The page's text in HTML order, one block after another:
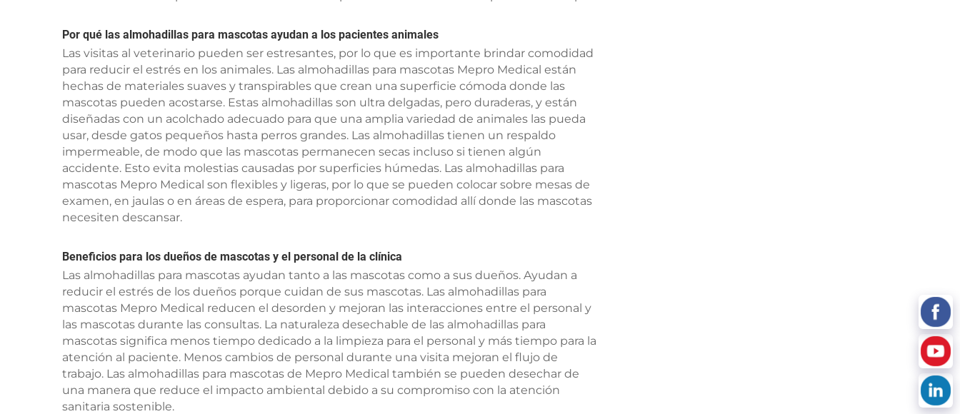
Por qué las almohadillas para mascotas ayudan a los pacientes animales
Las visitas al veterinario pueden ser estresantes, por lo que es importante brindar comodidad
para reducir el estrés en los animales. Las almohadillas para mascotas Mepro Medical están
hechas de materiales suaves y transpirables que crean una superficie cómoda donde las
mascotas pueden acostarse. Estas almohadillas son ultra delgadas, pero duraderas, y están
diseñadas con un acolchado adecuado para que una amplia variedad de animales las pueda
usar, desde gatos pequeños hasta perros grandes. Las almohadillas tienen un respaldo
impermeable, de modo que las mascotas permanecen secas incluso si tienen algún
accidente. Esto evita molestias causadas por superficies húmedas. Las almohadillas para
mascotas Mepro Medical son flexibles y ligeras, por lo que se pueden colocar sobre mesas de
examen, en jaulas o en áreas de espera, para proporcionar comodidad allí donde las mascotas
necesiten descansar.
Beneficios para los dueños de mascotas y el personal de la clínica
Las almohadillas para mascotas ayudan tanto a las mascotas como a sus dueños. Ayudan a
reducir el estrés de los dueños porque cuidan de sus mascotas. Las almohadillas para
mascotas Mepro Medical reducen el desorden y mejoran las interacciones entre el personal y
las mascotas durante las consultas. La naturaleza desechable de las almohadillas para
mascotas significa menos tiempo dedicado a la limpieza para el personal y más tiempo para la
atención al paciente. Menos cambios de personal durante una visita mejoran el flujo de
trabajo. Las almohadillas para mascotas de Mepro Medical también se pueden desechar de
una manera que reduce el impacto ambiental debido a su compromiso con la atención
sanitaria sostenible.